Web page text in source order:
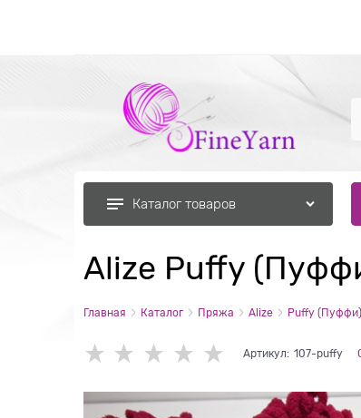
Каталог товаров
Alize Puffy
Главная Каталог Пряжа Alize Puffy (Пуффи)
Артикул: 107-puffy